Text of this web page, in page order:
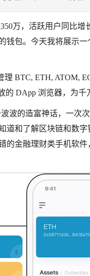
万，活跃用户同比
钱包。今天我将展示
BTC, ETH, ATOM,
DApp 浏览器，为千
波的造富神话，一次
和了解区块链和数
金融理财类手机软